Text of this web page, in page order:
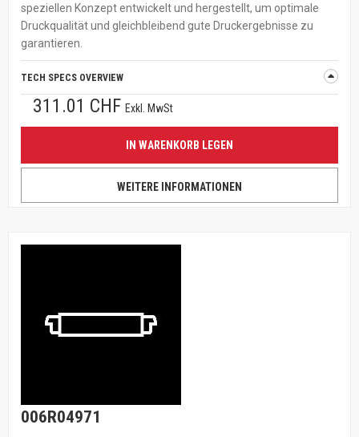
speziellen Konzept entwickelt und hergestellt, um optimale
Druckqualität und gleichbleibend gute Druckergebnisse zu
garantieren.
TECH SPECS OVERVIEW
311.01 CHF Exkl. MwSt
IN WARENKORB LEGEN
WEITERE INFORMATIONEN
006R04971